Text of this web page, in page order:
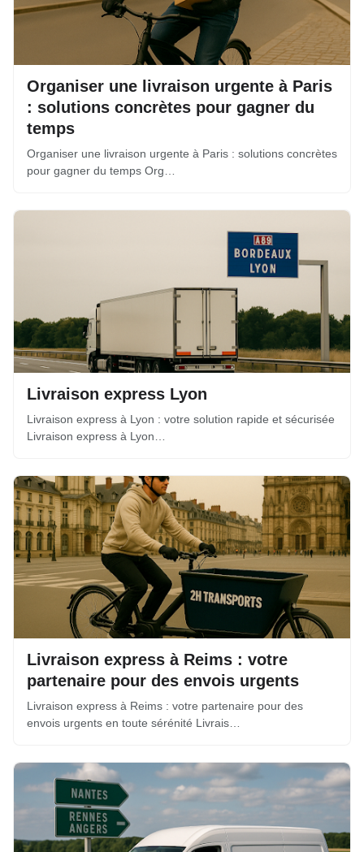
Organiser une livraison urgente à Paris
: solutions concrètes pour gagner du
temps
Organiser une livraison urgente à Paris : solutions concrètes
pour gagner du temps Org…
Livraison express Lyon
Livraison express à Lyon : votre solution rapide et sécurisée
Livraison express à Lyon…
Livraison express à Reims : votre
partenaire pour des envois urgents
Livraison express à Reims : votre partenaire pour des
envois urgents en toute sérénité Livrais…